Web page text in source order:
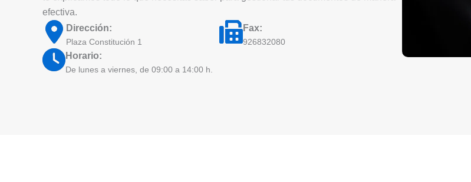
efectiva.
Dirección:
Plaza Constitución 1
Fax:
926832080
Horario:
De lunes a viernes, de 09:00 a 14:00 h.